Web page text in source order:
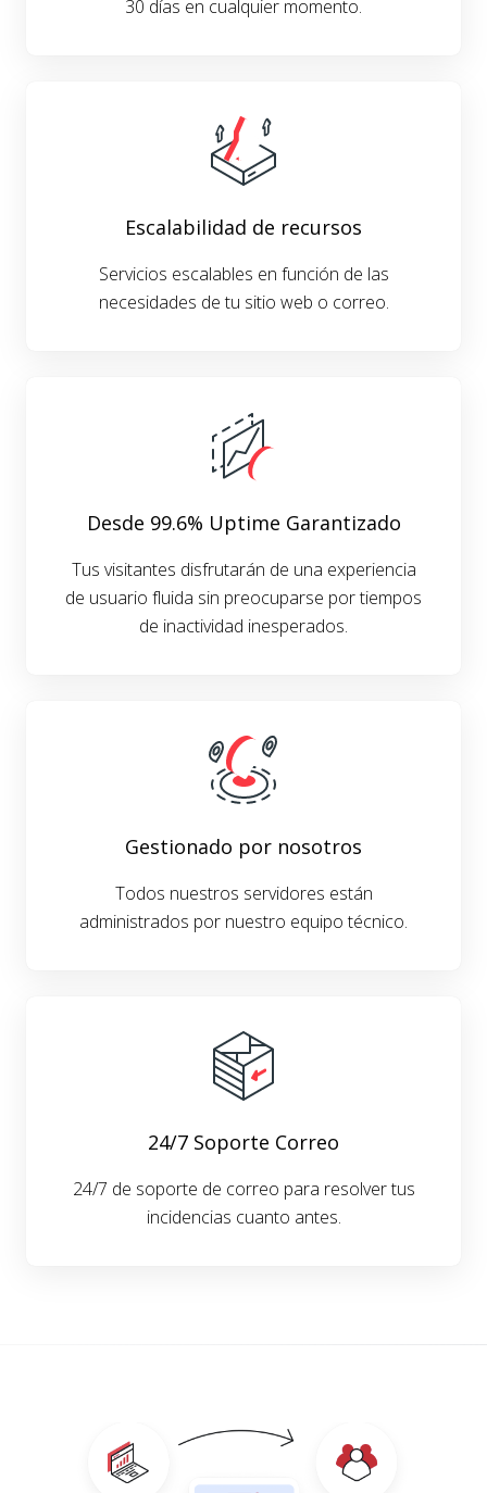
30 días en cualquier momento.
Escalabilidad de recursos
Servicios escalables en función de las
necesidades de tu sitio web o correo.
Desde 99.6% Uptime Garantizado
Tus visitantes disfrutarán de una experiencia
de usuario fluida sin preocuparse por tiempos
de inactividad inesperados.
Gestionado por nosotros
Todos nuestros servidores están
administrados por nuestro equipo técnico.
24/7 Soporte Correo
24/7 de soporte de correo para resolver tus
incidencias cuanto antes.